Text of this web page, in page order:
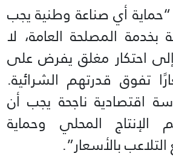
أي صناعة وطنية يجب
المصلحة العامة، لا
احتكار مغلق يفرض على
تفوق قدرتهم الشرائية.
اقتصادية ناجحة يجب أن
الإنتاج المحلي وحماية
بالأسعار”.